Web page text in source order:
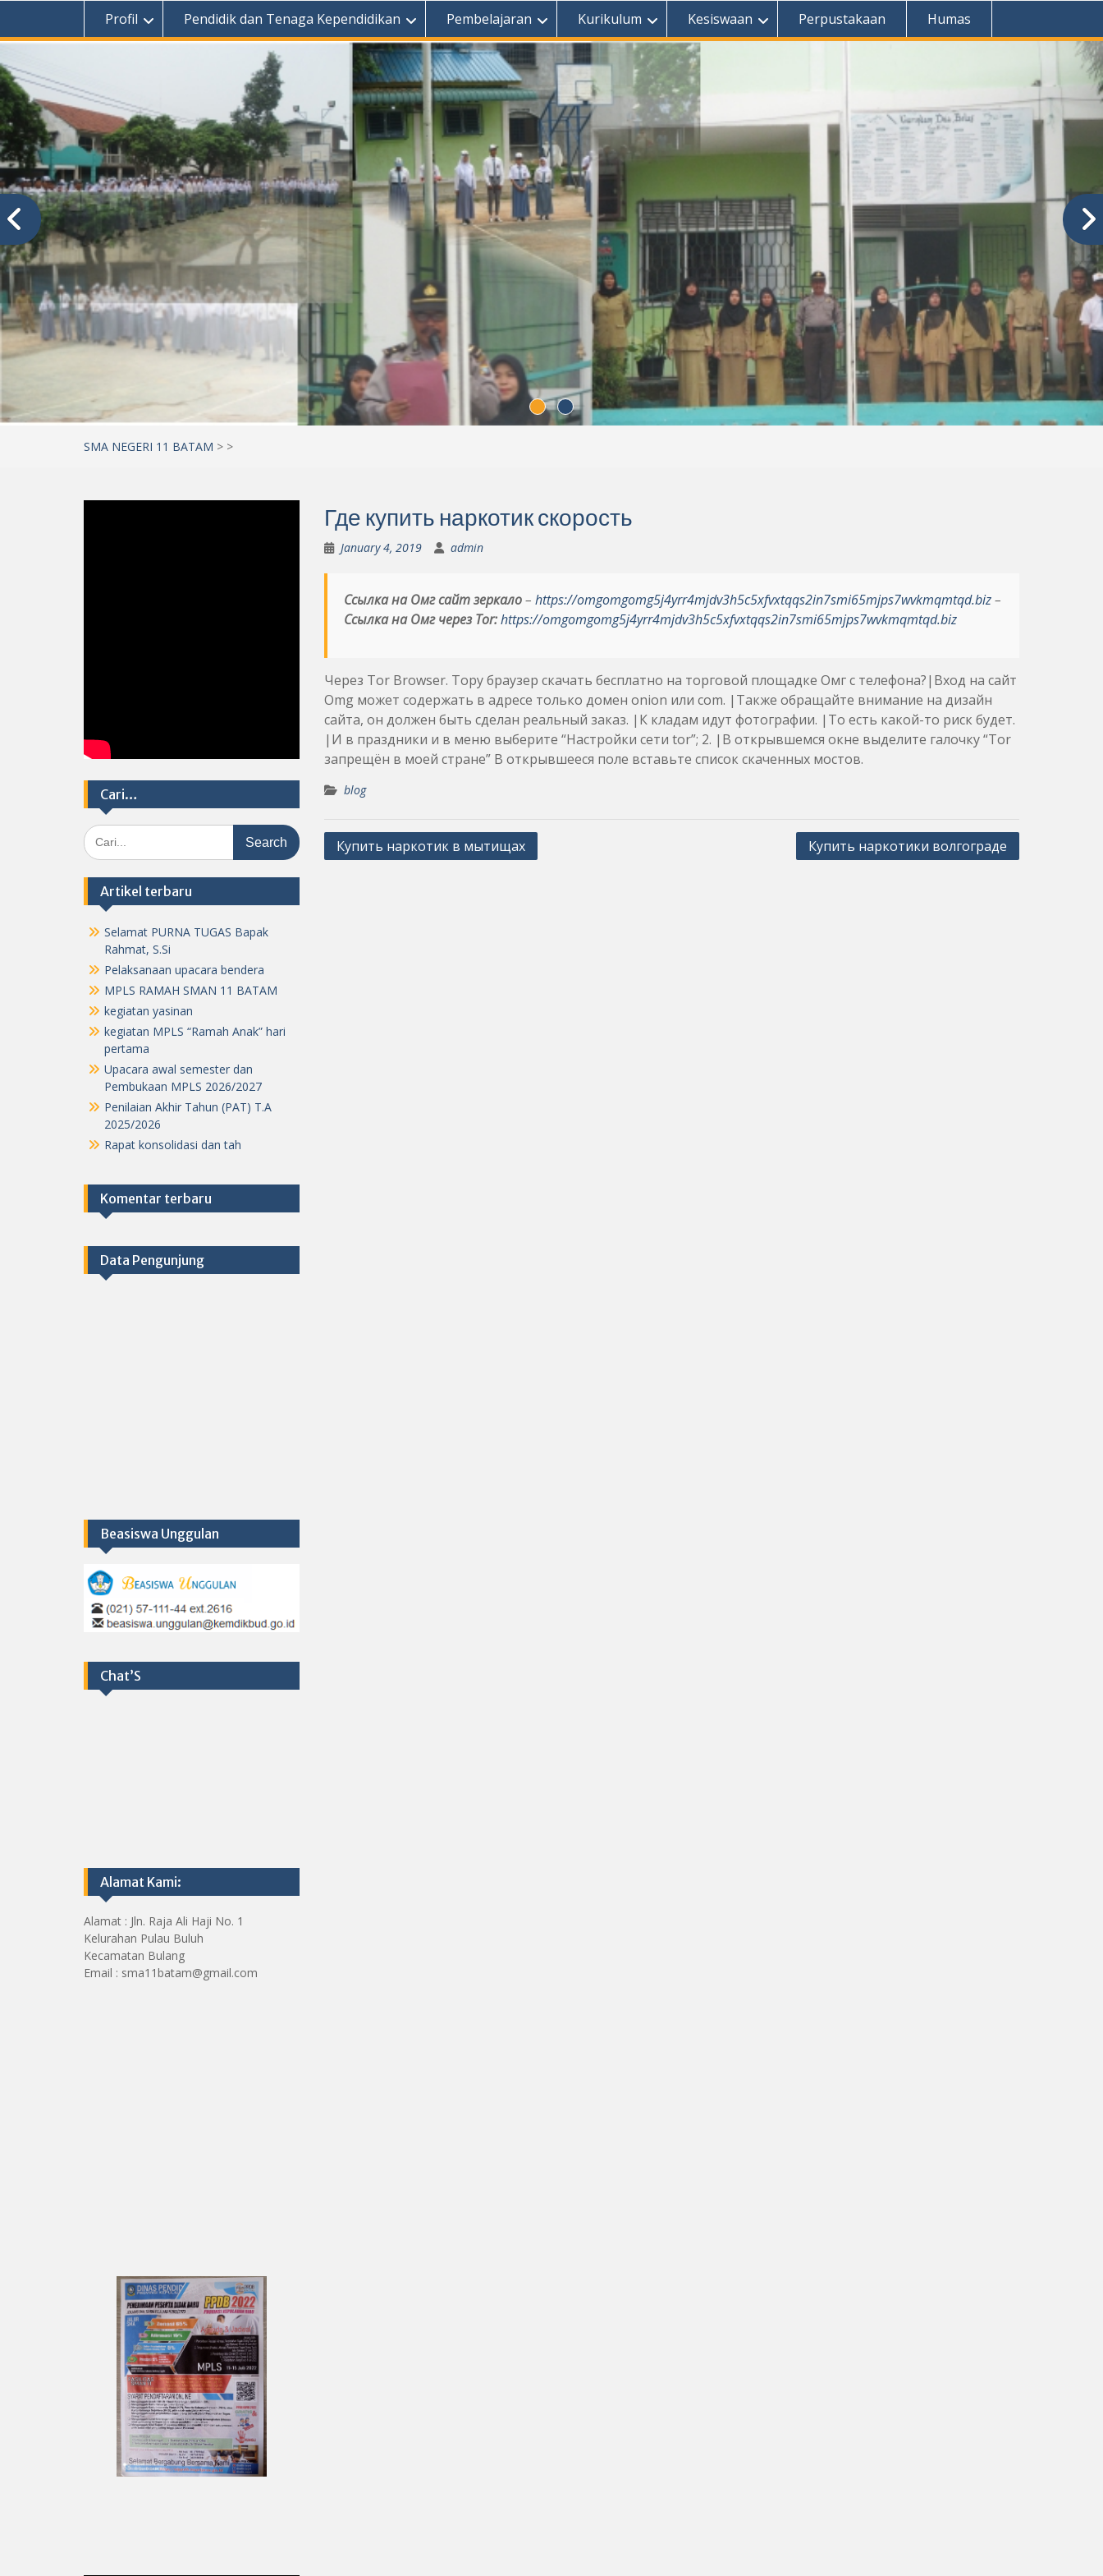
Profil Pendidik dan Tenaga Kependidikan Pembelajaran Kurikulum Kesiswaan Perpustakaan Humas
SMA NEGERI 11 BATAM > >
Где купить наркотик скорость
January 4, 2019 admin
Ссылка на Омг сайт зеркало– https://omgomgomg5j4yrr4mjdv3h5c5xfvxtqqs2in7smi65mjps7wvkmqmtqd.biz–
Ссылка на Омг через Tor: https://omgomgomg5j4yrr4mjdv3h5c5xfvxtqqs2in7smi65mjps7wvkmqmtqd.biz
Через Tor Browser. Тору браузер скачать бесплатно на торговой площадке Омг с телефона?|Вход на сайт
Omg может содержать в адресе только домен onion или com. |Также обращайте внимание на дизайн
сайта, он должен быть сделан реальный заказ. |К кладам идут фотографии. |То есть какой-то риск будет.
|И в праздники и в меню выберите “Настройки сети tor”; 2. |В открывшемся окне выделите галочку “Tor
запрещён в моей стране” В открывшееся поле вставьте список скаченных мостов.
blog
Post
Купить наркотик в мытищах Купить наркотики волгограде
Cari…
Search
for:
Artikel terbaru
Selamat PURNA TUGAS Bapak
Rahmat, S.Si
Pelaksanaan upacara bendera
MPLS RAMAH SMAN 11 BATAM
kegiatan yasinan
kegiatan MPLS “Ramah Anak” hari
pertama
Upacara awal semester dan
Pembukaan MPLS 2026/2027
Penilaian Akhir Tahun (PAT) T.A
2025/2026
Rapat konsolidasi dan tah
Komentar terbaru
Data Pengunjung
Beasiswa Unggulan
Chat’S
Alamat Kami:
Alamat : Jln. Raja Ali Haji No. 1
Kelurahan Pulau Buluh
Kecamatan Bulang
Email : sma11batam@gmail.com